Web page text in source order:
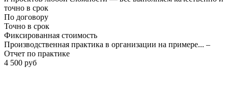
точно в срок
По договору
Точно в срок
Фиксированная стоимость
Производственная практика в организации на примере... –
Отчет по практике
4 500 руб